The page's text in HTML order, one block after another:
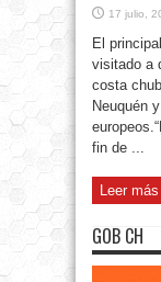
17 julio,
El
visitado a
costa
Neuquén
fin de ...
Leer
GOB CH